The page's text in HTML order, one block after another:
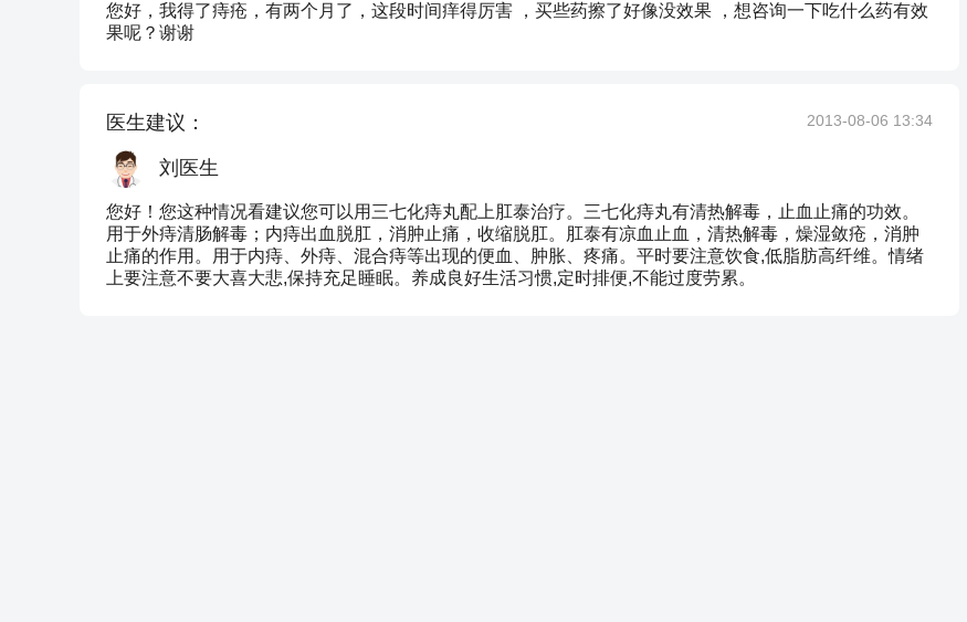
您好，我得了痔疮，有两个月了，这段时间痒得厉害 ，买些药擦了好像没效果 ，想咨询一下吃什么药有效
果呢？谢谢
医生建议： 2013-08-06 13:34
刘医生
您好！您这种情况看建议您可以用三七化痔丸配上肛泰治疗。三七化痔丸有清热解毒，止血止痛的功效。
用于外痔清肠解毒；内痔出血脱肛，消肿止痛，收缩脱肛。肛泰有凉血止血，清热解毒，燥湿敛疮，消肿
止痛的作用。用于内痔、外痔、混合痔等出现的便血、肿胀、疼痛。平时要注意饮食,低脂肪高纤维。情绪
上要注意不要大喜大悲,保持充足睡眠。养成良好生活习惯,定时排便,不能过度劳累。